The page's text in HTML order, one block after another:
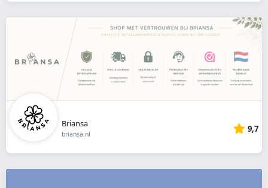
Briansa
briansa.nl 9,7